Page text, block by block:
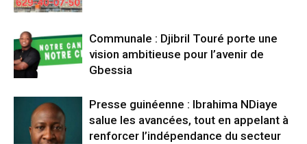
Communale : Djibril Touré porte une
vision ambitieuse pour l’avenir de
Gbessia
Presse guinéenne : Ibrahima NDiaye
salue les avancées, tout en appelant à
renforcer l’indépendance du secteur